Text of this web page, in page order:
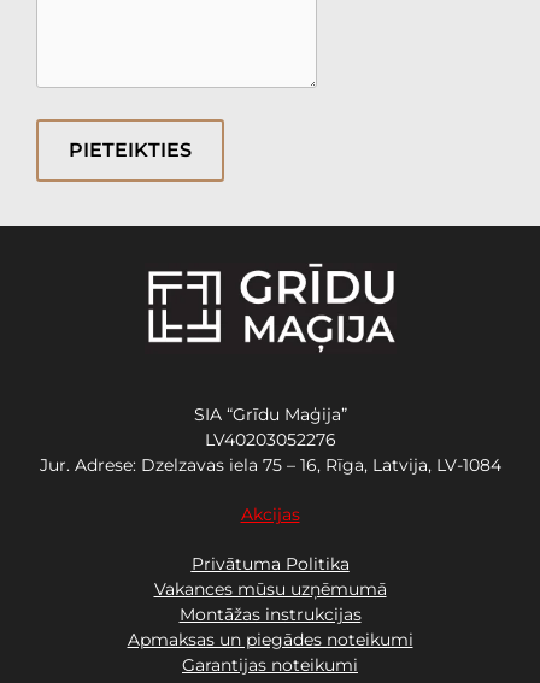
PIETEIKTIES
SIA “Grīdu Maģija”
LV40203052276
Jur. Adrese: Dzelzavas iela 75 – 16, Rīga, Latvija, LV-1084
Akcijas
Privātuma Politika
Vakances mūsu uzņēmumā
Montāžas instrukcijas
Apmaksas un piegādes noteikumi
Garantijas noteikumi